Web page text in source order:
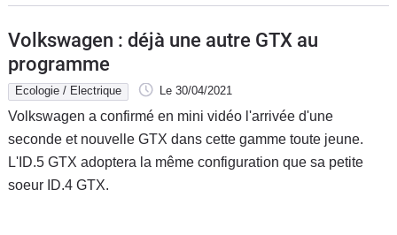
Forum
Moto
Marques
Volkswagen : déjà une autre GTX au
programme
Ecologie / Electrique Le 30/04/2021
Volkswagen a confirmé en mini vidéo l'arrivée d'une
seconde et nouvelle GTX dans cette gamme toute jeune.
L'ID.5 GTX adoptera la même configuration que sa petite
soeur ID.4 GTX.